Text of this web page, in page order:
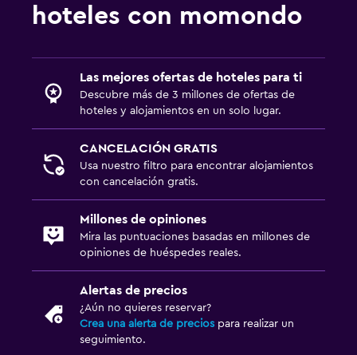
hoteles con momondo
Las mejores ofertas de hoteles para ti
Descubre más de 3 millones de ofertas de
hoteles y alojamientos en un solo lugar.
CANCELACIÓN GRATIS
Usa nuestro filtro para encontrar alojamientos
con cancelación gratis.
Millones de opiniones
Mira las puntuaciones basadas en millones de
opiniones de huéspedes reales.
Alertas de precios
¿Aún no quieres reservar?
Crea una alerta de precios para realizar un
seguimiento.